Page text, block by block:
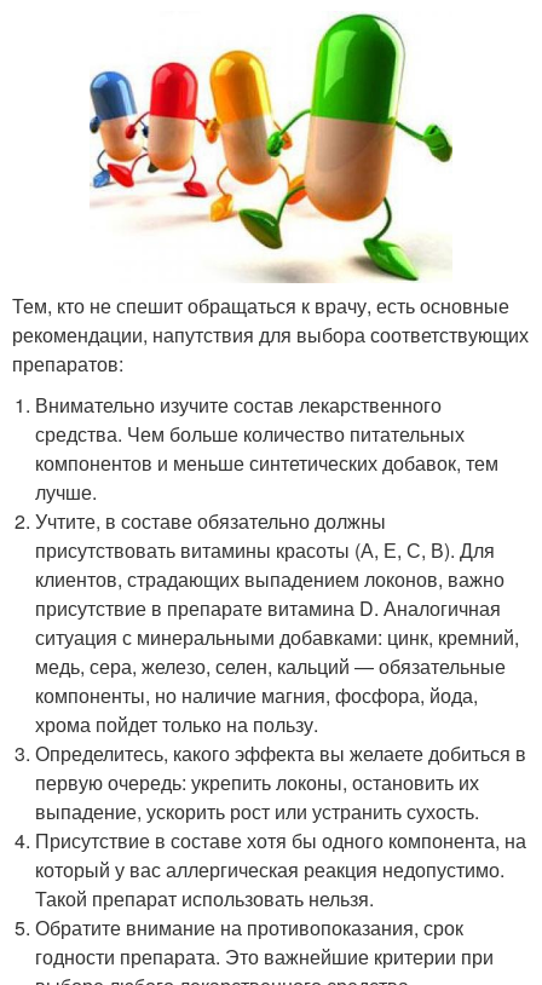
Тем, кто не спешит обращаться к врачу, есть основные
рекомендации, напутствия для выбора соответствующих
препаратов:
Внимательно изучите состав лекарственного
средства. Чем больше количество питательных
компонентов и меньше синтетических добавок, тем
лучше.
Учтите, в составе обязательно должны
присутствовать витамины красоты (А, Е, С, В). Для
клиентов, страдающих выпадением локонов, важно
присутствие в препарате витамина D. Аналогичная
ситуация с минеральными добавками: цинк, кремний,
медь, сера, железо, селен, кальций ­— обязательные
компоненты, но наличие магния, фосфора, йода,
хрома пойдет только на пользу.
Определитесь, какого эффекта вы желаете добиться в
первую очередь: укрепить локоны, остановить их
выпадение, ускорить рост или устранить сухость.
Присутствие в составе хотя бы одного компонента, на
который у вас аллергическая реакция недопустимо.
Такой препарат использовать нельзя.
Обратите внимание на противопоказания, срок
годности препарата. Это важнейшие критерии при